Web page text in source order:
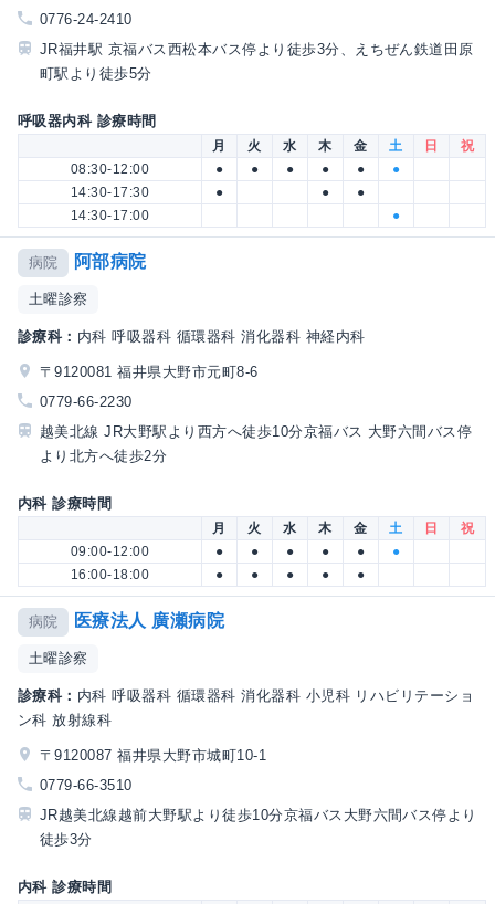
0776-24-2410
JR福井駅 京福バス西松本バス停より徒歩3分、えちぜん鉄道田原
町駅より徒歩5分
呼吸器内科 診療時間
月 火 水 木 金 土 日
祝
08:30-12:00
● ● ● ● ●
●
14:30-17:30
● ●
●
14:30-17:00
●
病院 阿部病院
土曜診察
診療科： 内科 呼吸器科 循環器科 消化器科 神経内科
〒9120081 福井県大野市元町8-6
0779-66-2230
越美北線 JR大野駅より西方へ徒歩10分京福バス 大野六間バス停
より北方へ徒歩2分
内科 診療時間
月 火 水 木 金 土 日
祝
09:00-12:00
● ● ● ● ●
●
16:00-18:00
● ● ● ● ●
病院 医療法人 廣瀬病院
土曜診察
診療科： 内科 呼吸器科 循環器科 消化器科 小児科 リハビリテーショ
ン科 放射線科
〒9120087 福井県大野市城町10-1
0779-66-3510
JR越美北線越前大野駅より徒歩10分京福バス大野六間バス停より
徒歩3分
内科 診療時間